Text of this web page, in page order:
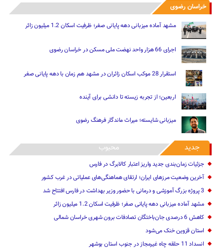
خراسان رضوی
مشهد آماده میزبانی دهه پایانی صفر؛ ظرفیت اسکان 1.2 میلیون زائر
اجرای 66 هزار واحد نهضت ملی مسکن در خراسان رضوی
استقرار 28 موکب اسکان زائران در مشهد هم زمان با دهه پایانی صفر
اربعین؛ از تجربه زیسته تا دانشی برای آینده
میزبانی شایسته؛ میراث ماندگار فرهنگ رضوی
جدید محبوب
جزئیات زمان‌بندی جدید واریز اعتبار کالابرگ در فارس
آخرین وضعیت مرزهای ایران؛ ارتقای هماهنگی‌های عملیاتی در غرب کشور
3 پروژه بزرگ آموزشی و درمانی با حضور وزیر بهداشت در فارس افتتاح شد
مشهد آماده میزبانی دهه پایانی صفر؛ ظرفیت اسکان 1.2 میلیون زائر
کاهش 6 درصدی جان‌باختگان تصادفات برون شهری خراسان شمالی
استان قزوین خنک‌ می‌شود
انسداد 11 حلقه چاه غیرمجاز در جنوب استان بوشهر